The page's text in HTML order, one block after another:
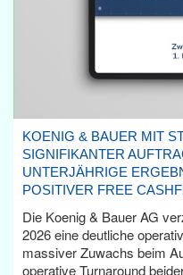
KOENIG & BAUER MIT
SIGNIFIKANTER
UNTERJÄHRIGE
POSITIVER FREE
Die Koenig & Bauer AG
2026 eine deutliche
massiver Zuwachs beim
operative Turnaround